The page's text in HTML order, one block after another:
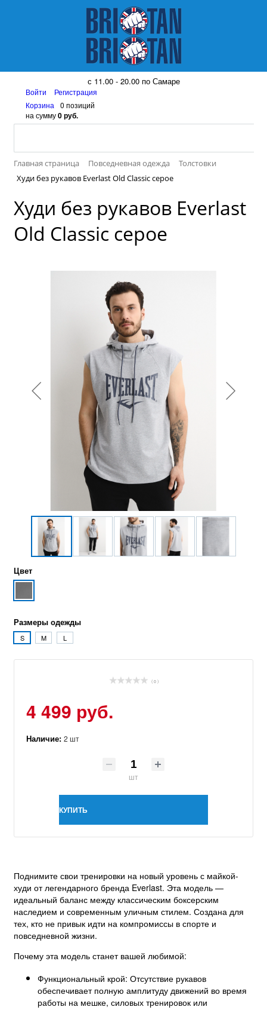
8 (917) 161 08 99
с 11.00 - 20.00 по Самаре
Войти
Регистрация
Корзина
0 позиций
на сумму0 руб.
Главная страница Повседневная одежда
Толстовки
Худи без рукавов Everlast Old Classic серое
Худи без рукавов Everlast
Old Classic серое
Цвет
Размеры одежды
S M L
( 0 )
4 499 руб.
Наличие: 2 шт
шт
КУПИТЬ
Поднимите свои тренировки на новый уровень с майкой-
худи от легендарного бренда Everlast. Эта модель —
идеальный баланс между классическим боксерским
наследием и современным уличным стилем. Создана для
тех, кто не привык идти на компромиссы в спорте и
повседневной жизни.
Почему эта модель станет вашей любимой:
Функциональный крой: Отсутствие рукавов
обеспечивает полную амплитуду движений во время
работы на мешке, силовых тренировок или